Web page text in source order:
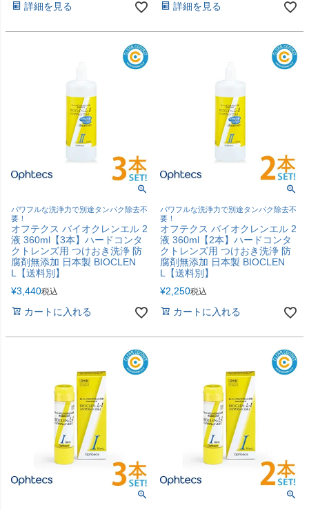
詳細を見る 詳細を見る
パワフルな洗浄力で別途タンパク除去不
要！
オフテクス バイオクレンエル 2
液 360ml【3本】ハードコンタ
クトレンズ用 つけおき洗浄 防
腐剤無添加 日本製 BIOCLEN
L【送料別】
¥3,440税込
カートに入れる
パワフルな洗浄力で別途タンパク除去不
要！
オフテクス バイオクレンエル 2
液 360ml【2本】ハードコンタ
クトレンズ用 つけおき洗浄 防
腐剤無添加 日本製 BIOCLEN
L【送料別】
¥2,250税込
カートに入れる